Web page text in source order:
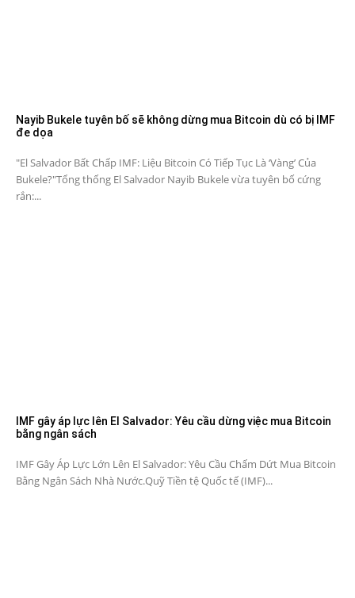
Nayib Bukele tuyên bố sẽ không dừng mua Bitcoin dù có bị IMF
đe dọa
"El Salvador Bất Chấp IMF: Liệu Bitcoin Có Tiếp Tục Là ‘Vàng’ Của
Bukele?"Tổng thống El Salvador Nayib Bukele vừa tuyên bố cứng
rắn:...
IMF gây áp lực lên El Salvador: Yêu cầu dừng việc mua Bitcoin
bằng ngân sách
IMF Gây Áp Lực Lớn Lên El Salvador: Yêu Cầu Chấm Dứt Mua Bitcoin
Bằng Ngân Sách Nhà Nước.Quỹ Tiền tệ Quốc tế (IMF)...